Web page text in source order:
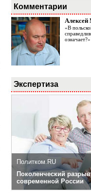
Комментарии
Алексей
«В
означает?»
Экспертиза
Политком.RU
Поколенческий
современной России